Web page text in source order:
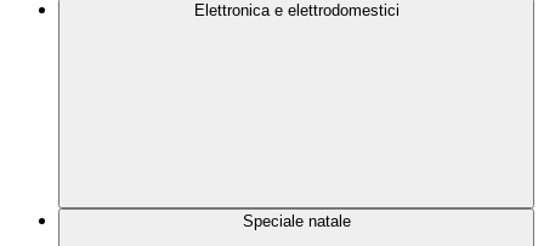
Elettronica e elettrodomestici
Speciale natale